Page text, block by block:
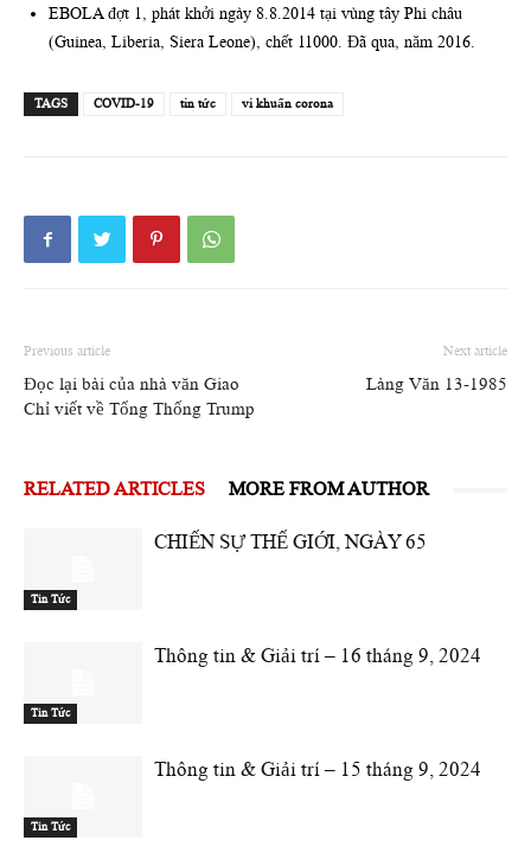
EBOLA đợt 1, phát khởi ngày 8.8.2014 tại vùng tây Phi châu
(Guinea, Liberia, Siera Leone), chết 11000. Đã qua, năm 2016.
TAGS COVID-19 tin tức vi khuẩn corona
Previous article
Đọc lại bài của nhà văn Giao
Chỉ viết về Tổng Thống Trump
Next article
Làng Văn 13-1985
RELATED ARTICLES MORE FROM AUTHOR
Tin Tức
CHIẾN SỰ THẾ GIỚI, NGÀY 65
Tin Tức
Thông tin & Giải trí – 16 tháng 9, 2024
Tin Tức
Thông tin & Giải trí – 15 tháng 9, 2024